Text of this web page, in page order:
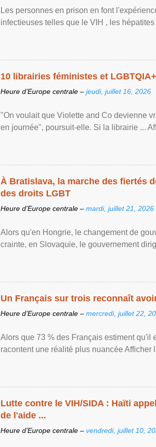
Les personnes en prison en font
infectieuses telles que le VIH , les
10 librairies féministes et
Heure d’Europe centrale – jeudi, juillet 16, 2026
"On voulait que Violette and Co devienne
en journée", poursuit-elle. Si la librairie ...
À Bratislava, la marche des fiertés
des droits LGBT
Heure d’Europe centrale – mardi, juillet 21, 2026
Alors qu'en Hongrie, le changement de
crainte, en Slovaquie, le gouvernement
Un Français sur trois reconnaît
Heure d’Europe centrale – mercredi, juillet 22,
Alors que 73 % des Français estiment qu'il
racontent une réalité plus nuancée Afficher
Lutte contre le VIH/SIDA : Haïti
de l'aide ...
Heure d’Europe centrale – vendredi, juillet 10,